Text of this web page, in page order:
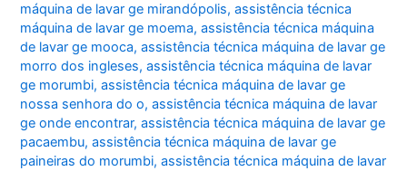
máquina de lavar ge mirandópolis,assistência técnica
máquina de lavar ge moema,assistência técnica máquina
de lavar ge mooca,assistência técnica máquina de lavar ge
morro dos ingleses,assistência técnica máquina de lavar
ge morumbi,assistência técnica máquina de lavar ge
nossa senhora do o,assistência técnica máquina de lavar
ge onde encontrar,assistência técnica máquina de lavar ge
pacaembu,assistência técnica máquina de lavar ge
paineiras do morumbi,assistência técnica máquina de lavar